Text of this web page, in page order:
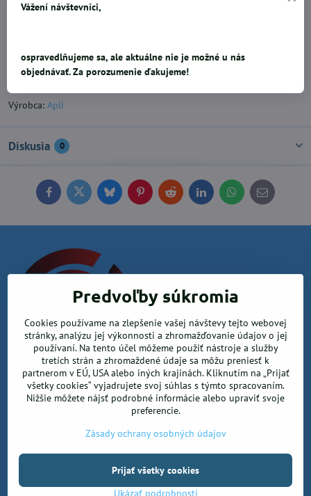
- 38 x 51 mm- 100 listov (3ks/bal)
0,58 €
Pridať k Obľúbeným
Doručenia
Výrobca: Apli
Diskusia 0
FacebookTwitterBlueskyPinterestReddit LinkedInWhatsApp
E-
mail
Krea office, s.r.o.
Kancelárske potreby
Kreatívne potreby a sortiment pre deti
©2026Copyright
Predvoľby súkromiaZásady ochrany osobných údajov
Predvoľby súkromia
Cookies používame na zlepšenie vašej návštevy tejto webovej
stránky, analýzu jej výkonnosti a zhromažďovanie údajov o jej
používaní. Na tento účel môžeme použiť nástroje a služby
tretích strán a zhromaždené údaje sa môžu preniesť k
partnerom v EÚ, USA alebo iných krajinách. Kliknutím na „Prijať
všetky cookies“ vyjadrujete svoj súhlas s týmto spracovaním.
Nižšie môžete nájsť podrobné informácie alebo upraviť svoje
preferencie.
Zásady ochrany osobných údajov
Ukázať podrobnosti
Prijať všetky cookies
Vážení návštevníci,
ospravedlňujeme sa, ale aktuálne nie je možné u nás
objednávať. Za porozumenie ďakujeme!